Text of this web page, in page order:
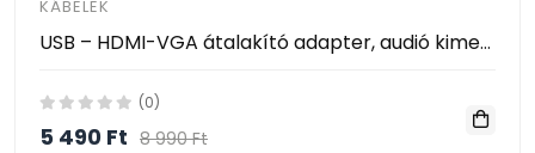
KÁBELEK
USB – HDMI-VGA átalakító adapter, audió kimenettel
(0)
5 490 Ft 8 990 Ft